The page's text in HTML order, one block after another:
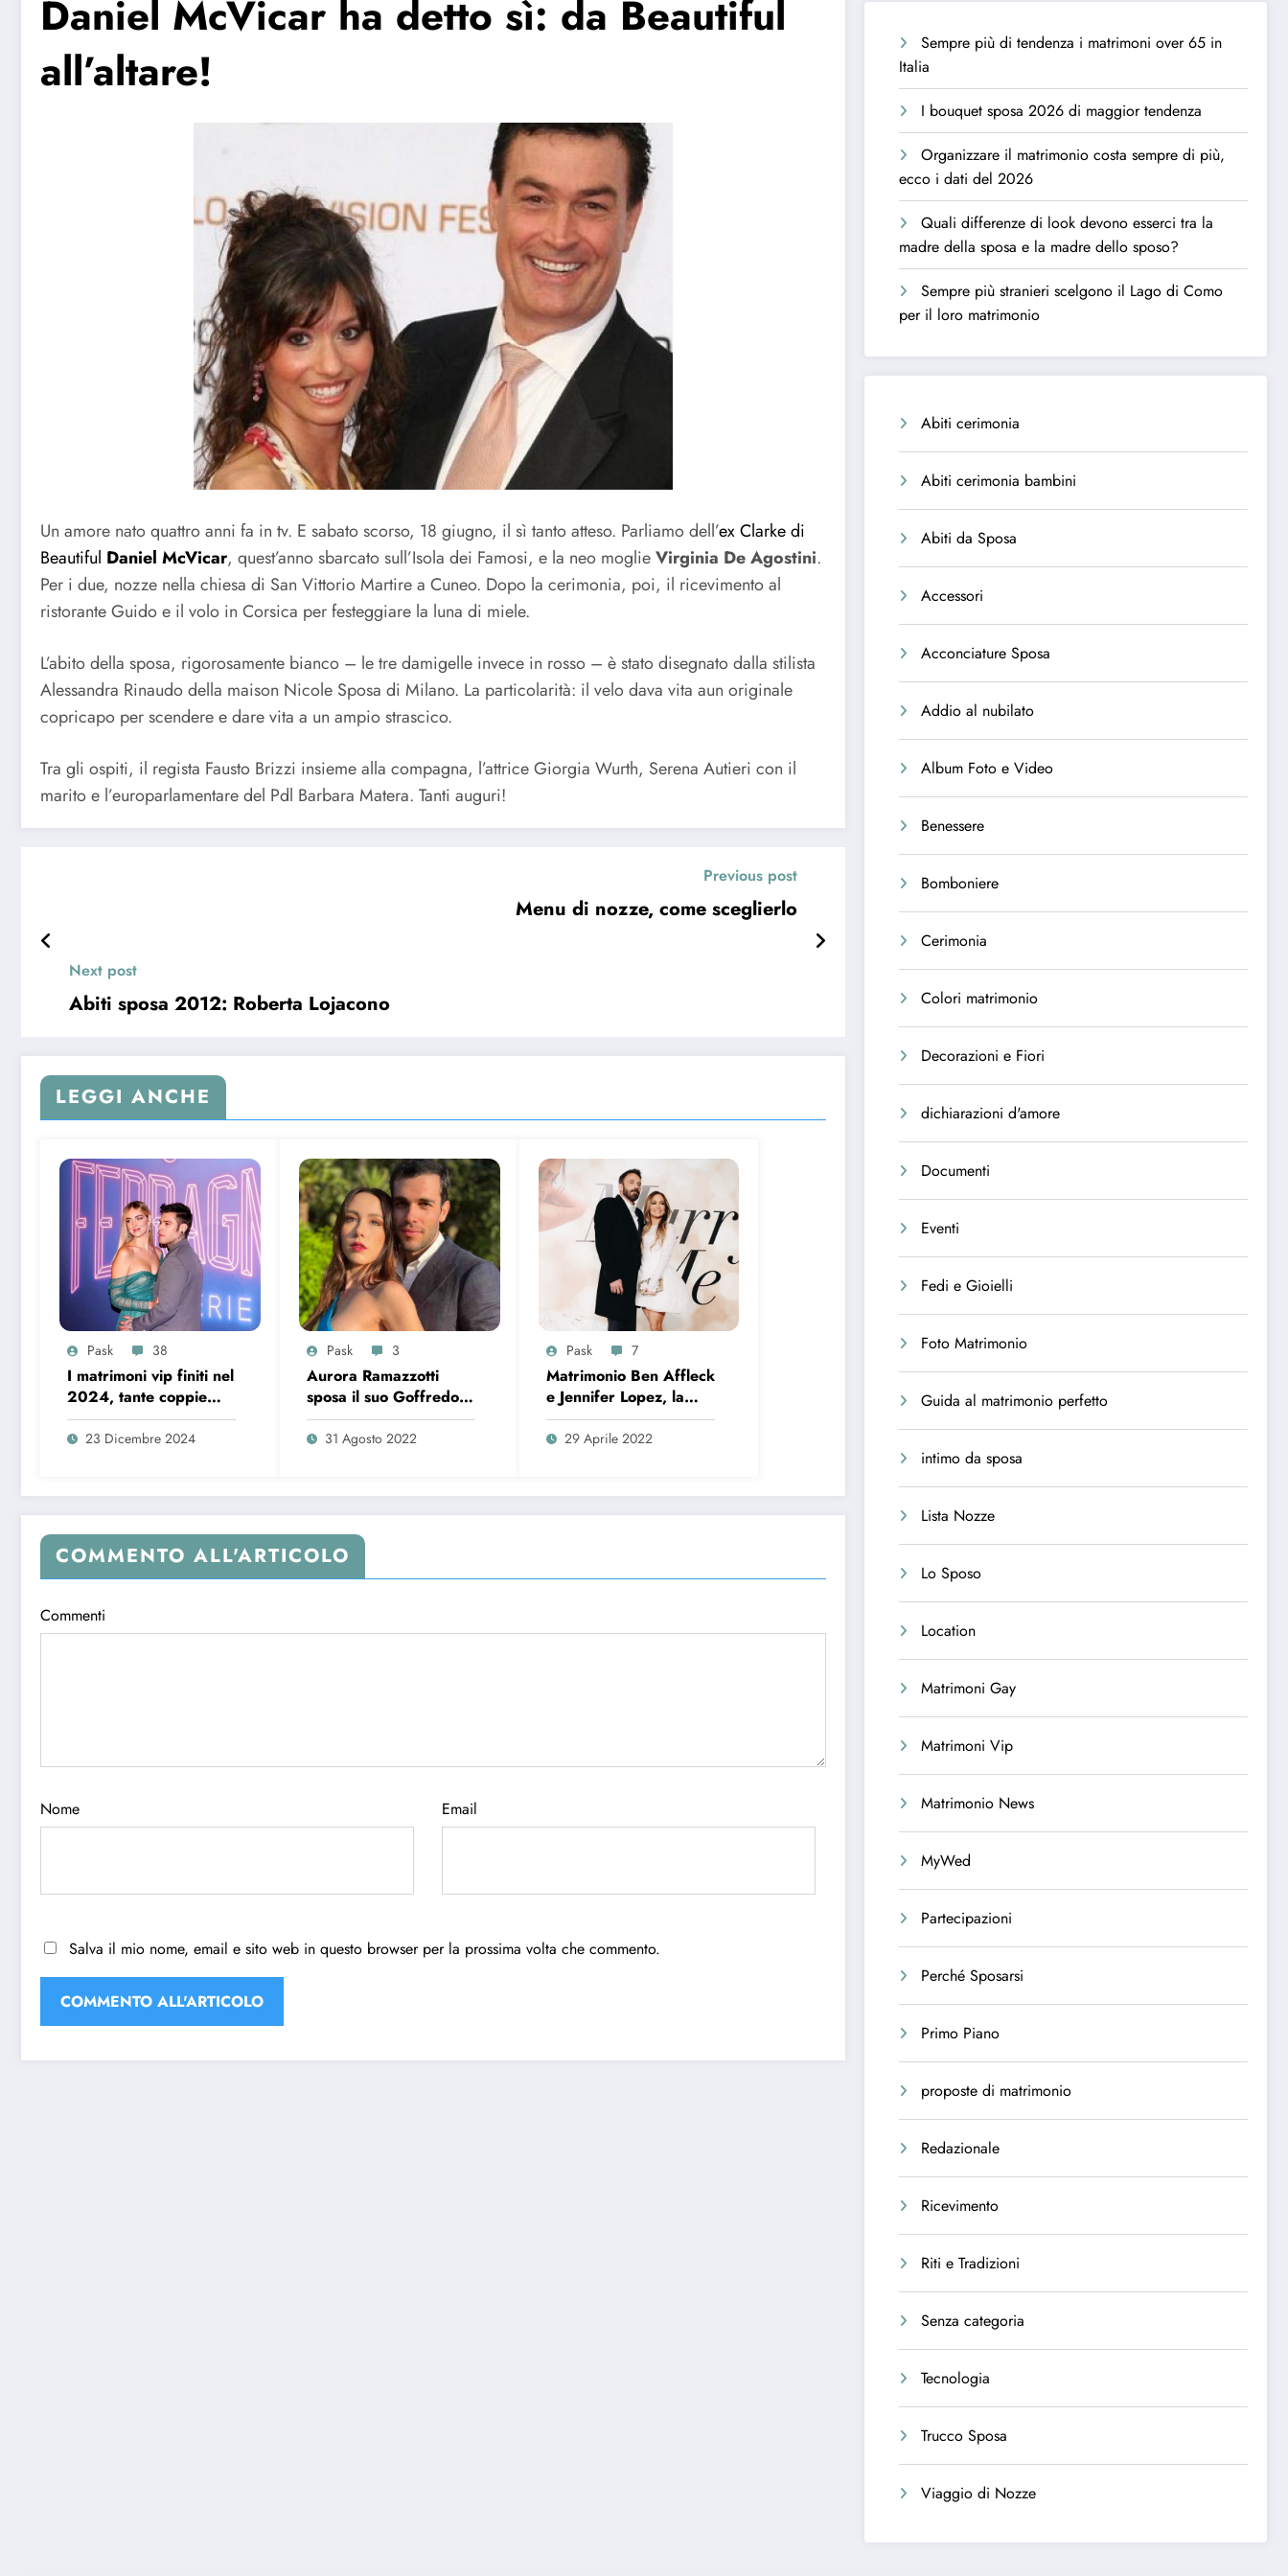
Daniel McVicar ha detto sì: da Beautiful
all’altare!
Un amore nato quattro anni fa in tv. E sabato scorso, 18 giugno, il sì tanto atteso. Parliamo dell’ex Clarke di
Beautiful Daniel McVicar, quest’anno sbarcato sull’Isola dei Famosi, e la neo moglieVirginia De Agostini.
Per i due, nozze nella chiesa di San Vittorio Martire a Cuneo. Dopo la cerimonia, poi, il ricevimento al
ristorante Guido e il volo in Corsica per festeggiare la luna di miele.
L’abito della sposa, rigorosamente bianco – le tre damigelle invece in rosso – è stato disegnato dalla stilista
Alessandra Rinaudo della maison Nicole Sposa di Milano. La particolarità: il velo dava vita aun originale
copricapo per scendere e dare vita a un ampio strascico.
Tra gli ospiti, il regista Fausto Brizzi insieme alla compagna, l’attrice Giorgia Wurth, Serena Autieri con il
marito e l’europarlamentare del Pdl Barbara Matera. Tanti auguri!
Previous post
Menu di nozze, come sceglierlo
Next post
Abiti sposa 2012: Roberta Lojacono
LEGGI ANCHE
Pask 38
I matrimoni vip finiti nel
2024, tante coppie
scoppiate
23 Dicembre 2024
Pask 3
Aurora Ramazzotti
sposa il suo Goffredo?
Matrimonio in vista
31 Agosto 2022
Pask 7
Matrimonio Ben Affleck
e Jennifer Lopez, la
clausola
prematrimoniale fa
29 Aprile 2022
COMMENTO ALL'ARTICOLO
Commenti
Nome Email
Salva il mio nome, email e sito web in questo browser per la prossima volta che commento.
Sempre più di tendenza i matrimoni over 65 in
Italia
I bouquet sposa 2026 di maggior tendenza
Organizzare il matrimonio costa sempre di più,
ecco i dati del 2026
Quali differenze di look devono esserci tra la
madre della sposa e la madre dello sposo?
Sempre più stranieri scelgono il Lago di Como
per il loro matrimonio
Abiti cerimonia
Abiti cerimonia bambini
Abiti da Sposa
Accessori
Acconciature Sposa
Addio al nubilato
Album Foto e Video
Benessere
Bomboniere
Cerimonia
Colori matrimonio
Decorazioni e Fiori
dichiarazioni d'amore
Documenti
Eventi
Fedi e Gioielli
Foto Matrimonio
Guida al matrimonio perfetto
intimo da sposa
Lista Nozze
Lo Sposo
Location
Matrimoni Gay
Matrimoni Vip
Matrimonio News
MyWed
Partecipazioni
Perché Sposarsi
Primo Piano
proposte di matrimonio
Redazionale
Ricevimento
Riti e Tradizioni
Senza categoria
Tecnologia
Trucco Sposa
Viaggio di Nozze